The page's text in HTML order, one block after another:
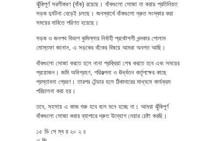
ঝুঁকিপূর্ণ সরলীকরণ (বাঁক) রয়েছে। বাঁকগুলো সোজা না করায় প্রতিনিয়ত
সড়ক দুর্ঘটনা বেড়েই চলছে। জনস্বার্থে বাঁকগুলো দ্রুত সংস্কার করা
সময়ের দাবিতে পরিণত হয়েছে।
সড়ক ও জনপথ বিভাগ কুমিল্লার নির্বাহী প্রকৌশলী খন্দকার গোলাম
মোস্তফা জানান, এ সড়কের বাঁকের বিষয়ে আমরা অবগত আছি।
বাঁকগুলো সোজা করতে হলে নানা প্রক্রিয়া শেষ করতে হবে এবং সময়ের
প্রয়োজন। জমি অধিগ্রহণ, পরিকল্পনা ও ঊর্ধ্বতন কর্তৃপক্ষের কাছে
প্রস্তাবনা প্রেরণ। তারপর টেন্ডার হলে ঠিকাদারের মাধ্যমে কার্যক্রম
পরিচালনা করা হয়।
তবে, সহসায় এ কাজ শুরু হবে বলে মনে হচ্ছে না। আমরা ঝুঁকিপূর্ণ
বাঁকগুলো সোজা করার ব্যাপারে দ্রুত উদ্যোগ নেয়ার চেষ্টা করছি।
১৫ ডি সে ম্ব র ২০ ২ ৫